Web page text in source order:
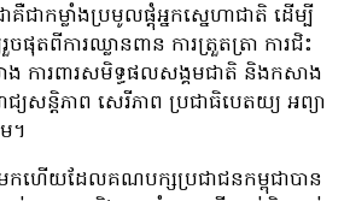
ជាកម្លាំងប្រមូលផ្តុំអ្នកស្នេហាជាតិ ដើម្បី
រួចផុតពីការឈ្លានពាន ការត្រួតត្រា ការជិះ
ង ការពារសមិទ្ធផលសង្គមជាតិ និងកសាង
យសន្តិភាព សេរីភាព ប្រជាធិបេតយ្យ អព្យា
។
កហើយដែលគណបក្សប្រជាជនកម្ពុជាបាន